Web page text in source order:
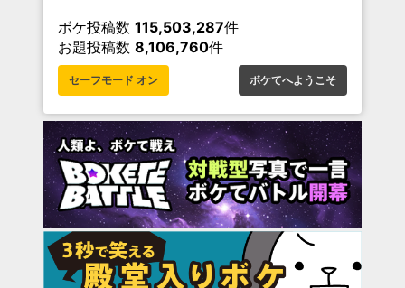
ボケ投稿数 115,503,287件
お題投稿数 8,106,760件
セーフモード オン ボケてへようこそ